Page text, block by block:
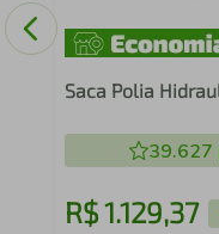
39.627
R$1.129,37